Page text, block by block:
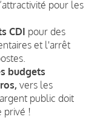
pour les
CDI pour des
et l'arrêt
budgets
vers les
public doit
privé !